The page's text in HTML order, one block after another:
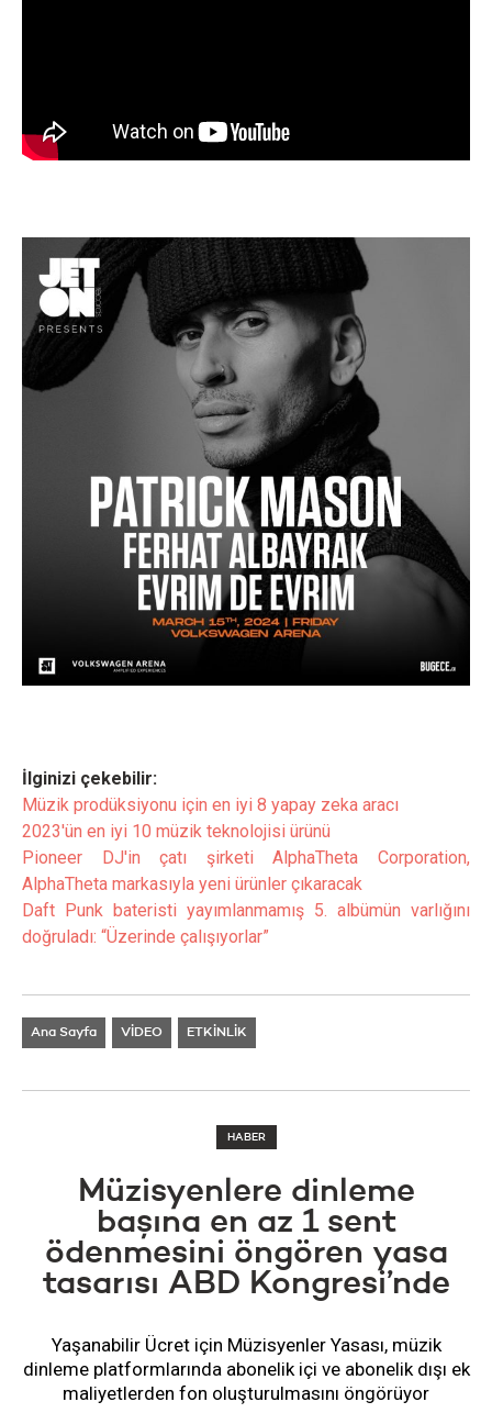
İlginizi çekebilir:
Müzik prodüksiyonu için en iyi 8 yapay zeka aracı
2023'ün en iyi 10 müzik teknolojisi ürünü
Pioneer DJ'in çatı şirketi AlphaTheta Corporation,
AlphaTheta markasıyla yeni ürünler çıkaracak
Daft Punk bateristi yayımlanmamış 5. albümün varlığını
doğruladı: “Üzerinde çalışıyorlar”
Ana Sayfa VİDEO ETKİNLİK
HABER
Müzisyenlere dinleme
başına en az 1 sent
ödenmesini öngören yasa
tasarısı ABD Kongresi’nde
Yaşanabilir Ücret için Müzisyenler Yasası, müzik
dinleme platformlarında abonelik içi ve abonelik dışı ek
maliyetlerden fon oluşturulmasını öngörüyor